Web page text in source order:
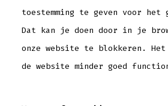
toestemming te geven voor het
Dat kan je doen door in je
onze website te blokkeren.
de website minder goed